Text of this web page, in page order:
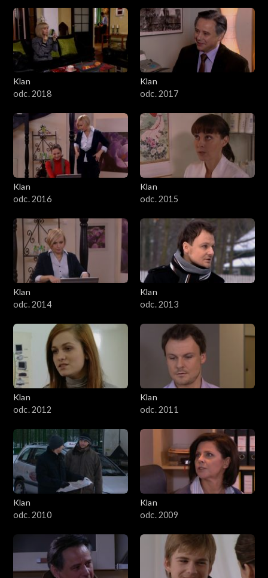
Klan
odc. 2018
Klan
odc. 2017
Klan
odc. 2016
Klan
odc. 2015
Klan
odc. 2014
Klan
odc. 2013
Klan
odc. 2012
Klan
odc. 2011
Klan
odc. 2010
Klan
odc. 2009